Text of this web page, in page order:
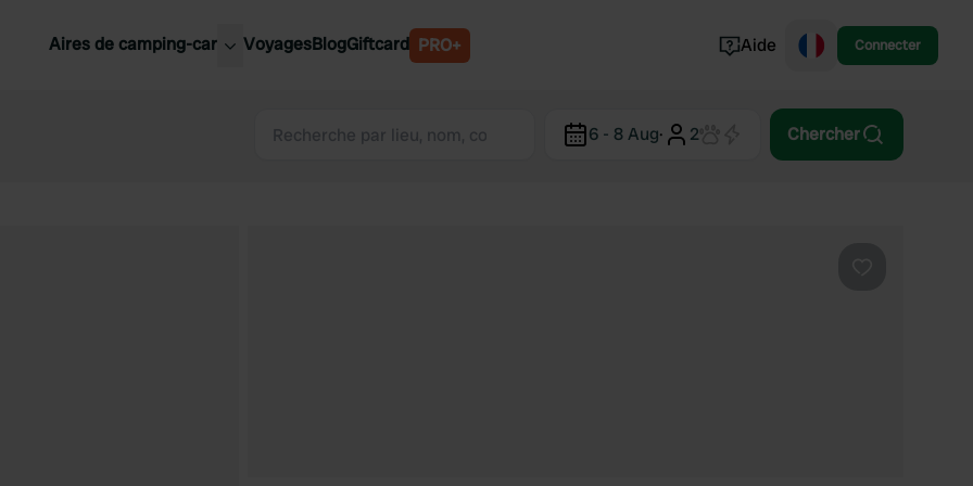
Aires de camping-car
Slovénie
VoyagesBlogGiftcard PRO+ Aide Connecter
6 - 8 Aug· 2 Chercher